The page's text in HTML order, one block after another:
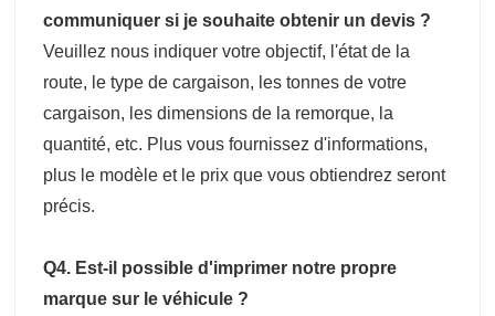
communiquer si je souhaite obtenir un devis ?
Veuillez nous indiquer votre objectif, l'état de la
route, le type de cargaison, les tonnes de votre
cargaison, les dimensions de la remorque, la
quantité, etc. Plus vous fournissez d'informations,
plus le modèle et le prix que vous obtiendrez seront
précis.
Q4. Est-il possible d'imprimer notre propre
marque sur le véhicule ?